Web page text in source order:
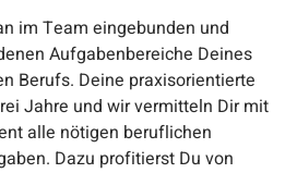
im Team eingebunden und
Aufgabenbereiche Deines
Berufs. Deine praxisorientierte
Jahre und wir vermitteln Dir mit
alle nötigen beruflichen
Dazu profitierst Du von